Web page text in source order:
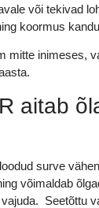
või tekivad
koormus
mitte inimeses,
aitab
surve
võimaldab
Seetõttu